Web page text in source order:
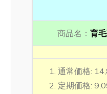
ピカキチ
ト
商品名： 育
通常価格:
定期価格: